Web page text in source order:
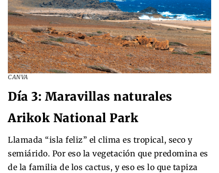
CANVA
Día 3: Maravillas naturales
Arikok National Park
Llamada “isla feliz” el clima es tropical, seco y
semiárido. Por eso la vegetación que predomina es
de la familia de los cactus, y eso es lo que tapiza